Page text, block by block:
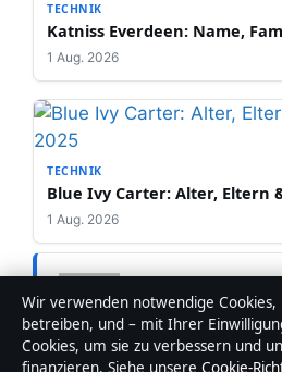
TECHNIK
Katniss Everdeen: Name,
1 Aug. 2026
TECHNIK
Blue Ivy Carter: Alter, Eltern
1 Aug. 2026
Daniel Neumann
Wir verwenden notwendige Cookies,
betreiben, und – mit Ihrer
Cookies, um sie zu verbessern und
finanzieren. Siehe unsere Cookie-